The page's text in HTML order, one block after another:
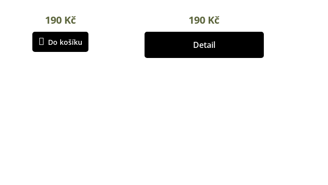
190 Kč
Do košíku
190 Kč
Detail